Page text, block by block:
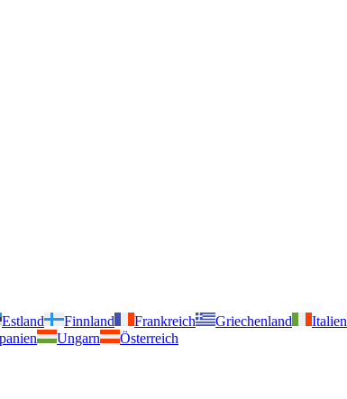
Estland Finnland Frankreich Griechenland Italien
Ungarn Österreich